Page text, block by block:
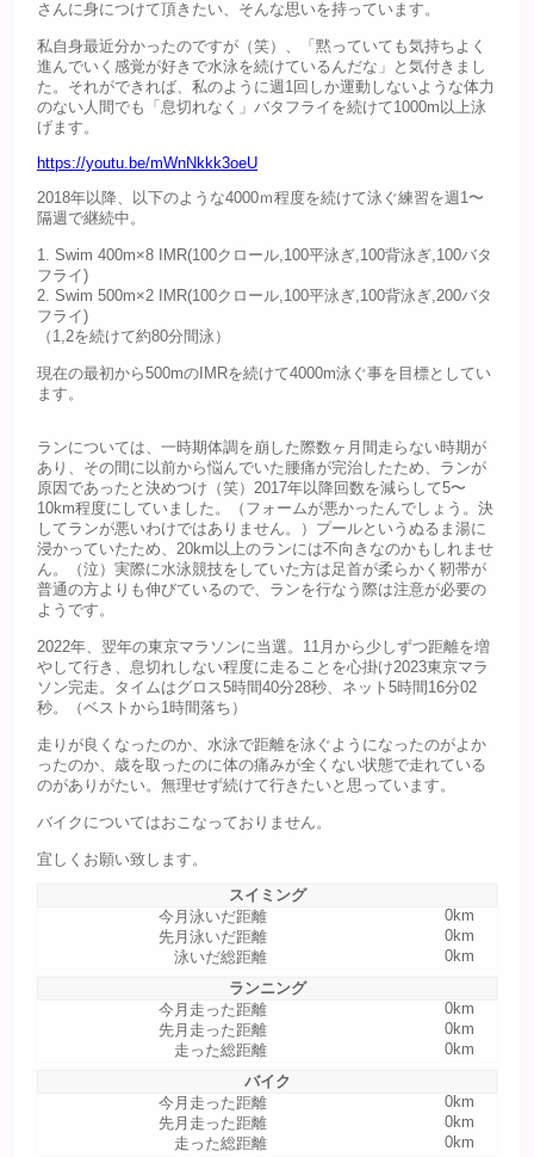
さんに身につけて頂きたい、そんな思いを持っています。
私自身最近分かったのですが（笑）、「黙っていても気持ちよく
進んでいく感覚が好きで水泳を続けているんだな」と気付きまし
た。それができれば、私のように週1回しか運動しないような体力
のない人間でも「息切れなく」バタフライを続けて1000m以上泳
げます。
https://youtu.be/mWnNkkk3oeU
2018年以降、以下のような4000ｍ程度を続けて泳ぐ練習を週1〜
隔週で継続中。
1. Swim 400m×8 IMR(100クロール,100平泳ぎ,100背泳ぎ,100バタ
フライ)
2. Swim 500m×2 IMR(100クロール,100平泳ぎ,100背泳ぎ,200バタ
フライ)
（1,2を続けて約80分間泳）
現在の最初から500mのIMRを続けて4000m泳ぐ事を目標としてい
ます。
ランについては、一時期体調を崩した際数ヶ月間走らない時期が
あり、その間に以前から悩んでいた腰痛が完治したため、ランが
原因であったと決めつけ（笑）2017年以降回数を減らして5〜
10km程度にしていました。（フォームが悪かったんでしょう。決
してランが悪いわけではありません。）プールというぬるま湯に
浸かっていたため、20km以上のランには不向きなのかもしれませ
ん。（泣）実際に水泳競技をしていた方は足首が柔らかく靭帯が
普通の方よりも伸びているので、ランを行なう際は注意が必要の
ようです。
2022年、翌年の東京マラソンに当選。11月から少しずつ距離を増
やして行き、息切れしない程度に走ることを心掛け2023東京マラ
ソン完走。タイムはグロス5時間40分28秒、ネット5時間16分02
秒。（ベストから1時間落ち）
走りが良くなったのか、水泳で距離を泳ぐようになったのがよか
ったのか、歳を取ったのに体の痛みが全くない状態で走れている
のがありがたい。無理せず続けて行きたいと思っています。
バイクについてはおこなっておりません。
宜しくお願い致します。
スイミング
今月泳いだ距離
0km
先月泳いだ距離
0km
泳いだ総距離
0km
ランニング
今月走った距離
0km
先月走った距離
0km
走った総距離
0km
バイク
今月走った距離
0km
先月走った距離
0km
走った総距離
0km